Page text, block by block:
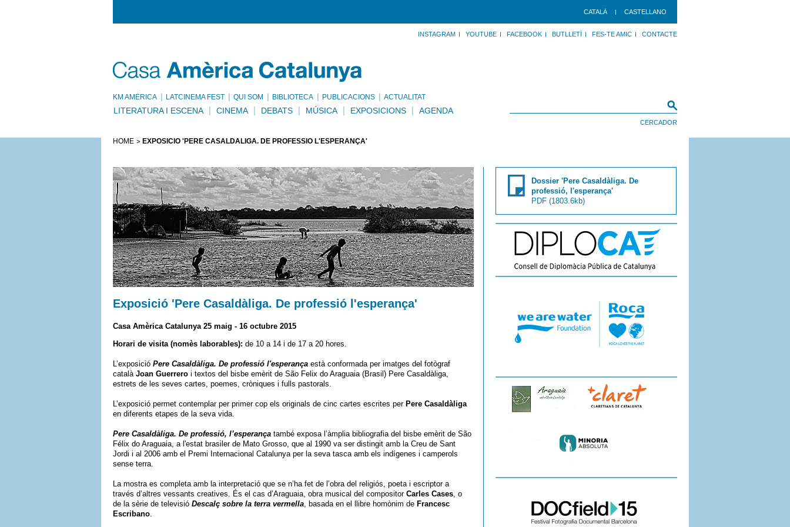
CATALÀ CASTELLANO
INSTAGRAM YOUTUBE FACEBOOK BUTLLETÍ FES-TE AMIC CONTACTE
KM AMÈRICA LATCINEMA FEST QUI SOM BIBLIOTECA PUBLICACIONS ACTUALITAT
LITERATURA I ESCENA CINEMA DEBATS MÚSICA EXPOSICIONS AGENDA
HOME EXPOSICIÓ 'PERE CASALDÀLIGA. DE PROFESSIÓ L'ESPERANÇA'
Exposició 'Pere Casaldàliga. De professió l'esperança'
Casa Amèrica Catalunya 25 maig - 16 octubre 2015
Horari de visita (nomès laborables): de 10 a 14 i de 17 a 20 hores.
L’exposició Pere Casaldàliga. De professió l'esperança està conformada per imatges del fotògraf
català Joan Guerrero i textos del bisbe emèrit de São Felix do Araguaia (Brasil) Pere Casaldàliga,
estrets de les seves cartes, poemes, cròniques i fulls pastorals.
L’exposició permet contemplar per primer cop els originals de cinc cartes escrites per Pere Casaldàliga
en diferents etapes de la seva vida.
Pere Casaldàliga. De professió, l’esperança també exposa l’àmplia bibliografia del bisbe emèrit de São
Félix do Araguaia, a l'estat brasiler de Mato Grosso, que al 1990 va ser distingit amb la Creu de Sant
Jordi i al 2006 amb el Premi Internacional Catalunya per la seva tasca amb els indígenes i camperols
sense terra.
La mostra es completa amb la interpretació que se n’ha fet de l’obra del religiós, poeta i escriptor a
través d’altres vessants creatives. És el cas d’Araguaia, obra musical del compositor Carles Cases, o
de la sèrie de televisió Descalç sobre la terra vermella, basada en el llibre homònim de Francesc
Escribano.
Dossier 'Pere Casaldàliga. De
professió, l'esperança'
PDF (1803.6kb)